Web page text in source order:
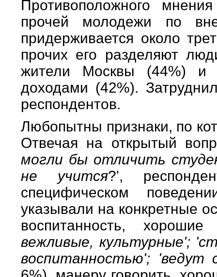
Противоположного
прочей молодежи по
придерживается около
прочих его разделяют
жители Москвы (44%) и
доходами (42%).
респондентов.
Любопытны признаки, по
Отвечая на открытый
могли бы отличить
не учится?',
специфическом
указывали на конкретные
воспитанность,
вежливые, культурные';
воспитанностью'; 'ведут